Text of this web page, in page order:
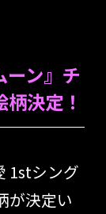
ーン』チ
決定！
1stシング
が決定い